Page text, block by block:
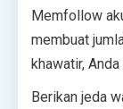
Memfollow
membuat
khawatir,
Berikan jeda